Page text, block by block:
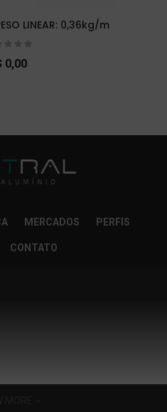
LINEAR: 0,36kg/m
0,00
MERCADOS PERFIS
CONTATO